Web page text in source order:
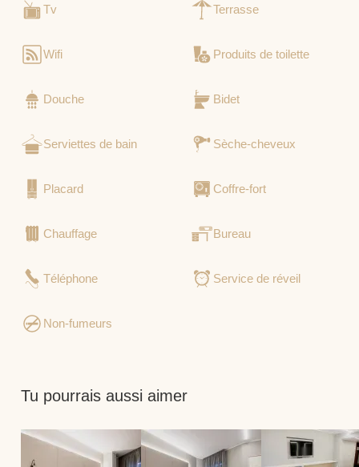
Tv Terrasse
Wifi Produits de toilette
Douche Bidet
Serviettes de bain Sèche-cheveux
Placard Coffre-fort
Chauffage Bureau
Téléphone Service de réveil
Non-fumeurs
Tu pourrais aussi aimer